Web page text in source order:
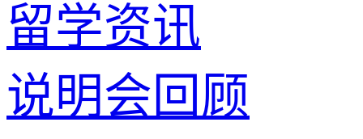
留学资讯
说明会回顾